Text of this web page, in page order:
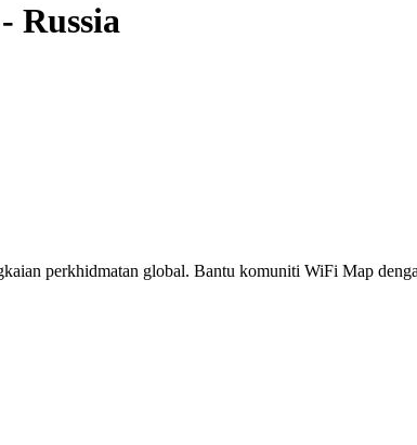
- Russia
perkhidmatan global. Bantu komuniti WiFi Map